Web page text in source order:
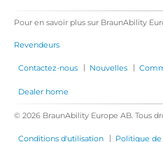
Pour en savoir plus sur BraunAbility
Revendeurs
Contactez-nous | Nouvelles |
Dealer home
© 2026 BraunAbility Europe AB. Tous
Conditions d'utilisation | Politique